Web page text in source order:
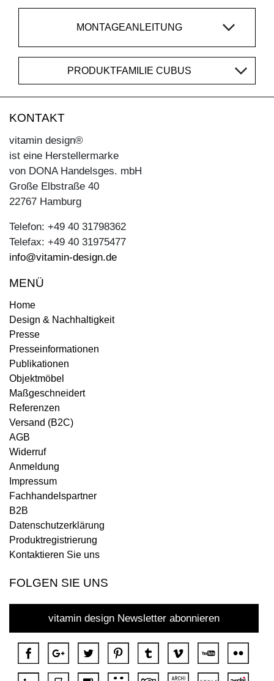
MONTAGEANLEITUNG
PRODUKTFAMILIE CUBUS
KONTAKT
vitamin design®
ist eine Herstellermarke
von DONA Handelsges. mbH
Große Elbstraße 40
22767 Hamburg
Telefon: +49 40 31798362
Telefax: +49 40 31975477
info@vitamin-design.de
MENÜ
Home
Design & Nachhaltigkeit
Presse
Presseinformationen
Publikationen
Objektmöbel
Maßgeschneidert
Referenzen
Versand (B2C)
AGB
Widerruf
Anmeldung
Impressum
Fachhandelspartner
B2B
Datenschutzerklärung
Produktregistrierung
Kontaktieren Sie uns
FOLGEN SIE UNS
vitamin design Newsletter abonnieren